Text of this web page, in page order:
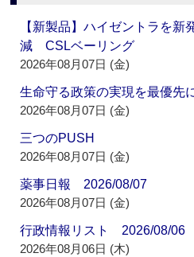
【新製品】ハイゼントラを新
減 CSLベーリング
2026年08月07日 (金)
生命守る政策の実現を最優先
2026年08月07日 (金)
三つのPUSH
2026年08月07日 (金)
薬事日報 2026/08/07
2026年08月07日 (金)
行政情報リスト 2026/08/06
2026年08月06日 (木)